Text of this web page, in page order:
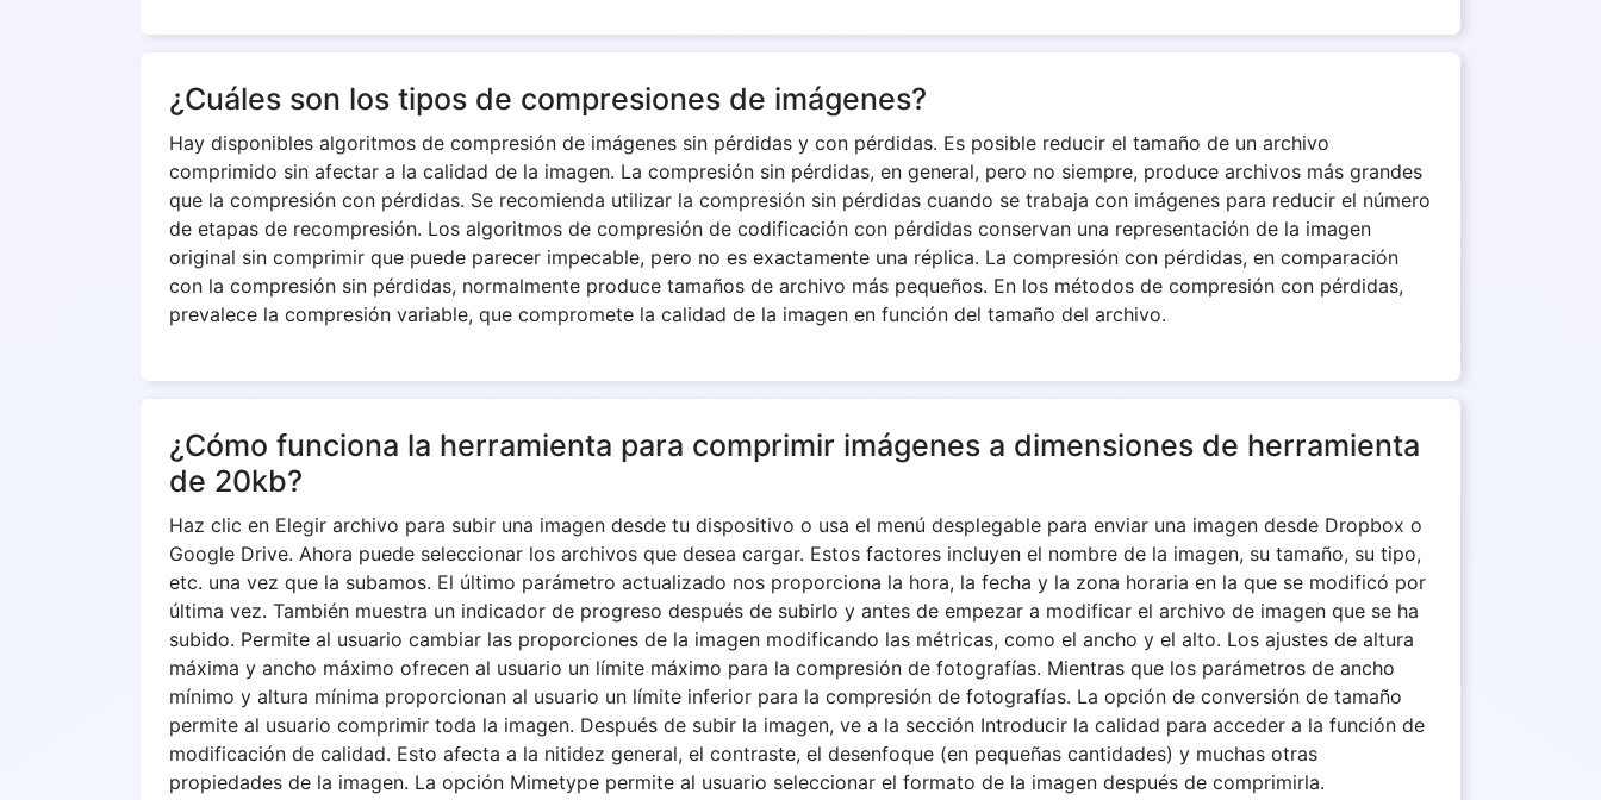
¿Cuáles son los tipos de compresiones de imágenes?
Hay disponibles algoritmos de compresión de imágenes sin pérdidas y con pérdidas. Es posible reducir el tamaño de un archivo
comprimido sin afectar a la calidad de la imagen. La compresión sin pérdidas, en general, pero no siempre, produce archivos más grandes
que la compresión con pérdidas. Se recomienda utilizar la compresión sin pérdidas cuando se trabaja con imágenes para reducir el número
de etapas de recompresión. Los algoritmos de compresión de codificación con pérdidas conservan una representación de la imagen
original sin comprimir que puede parecer impecable, pero no es exactamente una réplica. La compresión con pérdidas, en comparación
con la compresión sin pérdidas, normalmente produce tamaños de archivo más pequeños. En los métodos de compresión con pérdidas,
prevalece la compresión variable, que compromete la calidad de la imagen en función del tamaño del archivo.
¿Cómo funciona la herramienta para comprimir imágenes a dimensiones de herramienta
de 20kb?
Haz clic en Elegir archivo para subir una imagen desde tu dispositivo o usa el menú desplegable para enviar una imagen desde Dropbox o
Google Drive. Ahora puede seleccionar los archivos que desea cargar. Estos factores incluyen el nombre de la imagen, su tamaño, su tipo,
etc. una vez que la subamos. El último parámetro actualizado nos proporciona la hora, la fecha y la zona horaria en la que se modificó por
última vez. También muestra un indicador de progreso después de subirlo y antes de empezar a modificar el archivo de imagen que se ha
subido. Permite al usuario cambiar las proporciones de la imagen modificando las métricas, como el ancho y el alto. Los ajustes de altura
máxima y ancho máximo ofrecen al usuario un límite máximo para la compresión de fotografías. Mientras que los parámetros de ancho
mínimo y altura mínima proporcionan al usuario un límite inferior para la compresión de fotografías. La opción de conversión de tamaño
permite al usuario comprimir toda la imagen. Después de subir la imagen, ve a la sección Introducir la calidad para acceder a la función de
modificación de calidad. Esto afecta a la nitidez general, el contraste, el desenfoque (en pequeñas cantidades) y muchas otras
propiedades de la imagen. La opción Mimetype permite al usuario seleccionar el formato de la imagen después de comprimirla.